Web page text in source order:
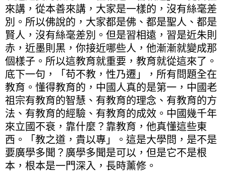
來講，從本善來講，大家是一樣的，沒有絲毫差
別。所以佛說的，大家都是佛、都是聖人、都是
賢人，沒有絲毫差別。但是習相遠，習是近朱則
赤，近墨則黑，你接近哪些人，他漸漸就變成那
個樣子。所以這教育就重要，教育就從這來了。
底下一句，「苟不教，性乃遷」，所有問題全在
教育。懂得教育的，中國人真的是第一，中國老
祖宗有教育的智慧、有教育的理念、有教育的方
法、有教育的經驗、有教育的成效。中國幾千年
來立國不衰，靠什麼？靠教育，他真懂這些東
西。「教之道，貴以專」。這是大學問，是不是
要廣學多聞？廣學多聞是可以，但是它不是根
本，根本是一門深入，長時薰修。